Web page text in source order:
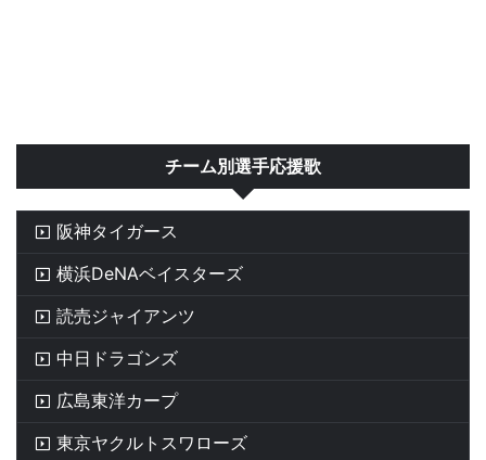
チーム別選手応援歌
阪神タイガース
横浜DeNAベイスターズ
読売ジャイアンツ
中日ドラゴンズ
広島東洋カープ
東京ヤクルトスワローズ